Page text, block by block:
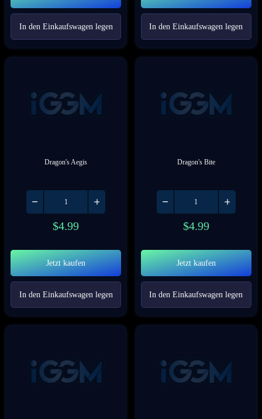
In den Einkaufswagen legen In den Einkaufswagen legen
Dragon's Aegis
$4.99
Jetzt kaufen
In den Einkaufswagen legen
Dragon's Bite
$4.99
Jetzt kaufen
In den Einkaufswagen legen